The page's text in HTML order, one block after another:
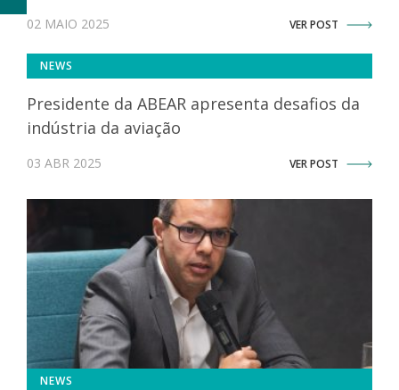
02 MAIO 2025 VER POST
NEWS
Presidente da ABEAR apresenta desafios da
indústria da aviação
03 ABR 2025 VER POST
NEWS